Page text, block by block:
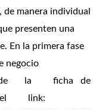
de manera individual
presenten una
En la primera fase
negocio
de la ficha de
link: